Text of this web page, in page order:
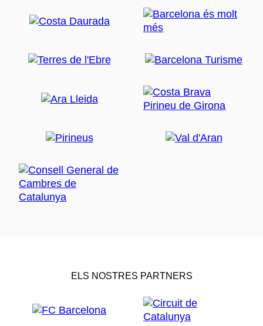
ELS NOSTRES PARTNERS